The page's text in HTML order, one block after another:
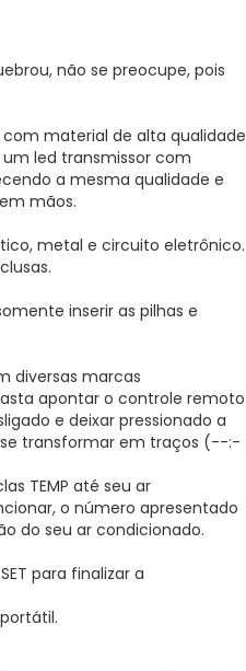
não se preocupe, pois
material de alta qualidade
led transmissor com
a mesma qualidade e
mãos.
metal e circuito eletrônico.
inserir as pilhas e
diversas marcas
apontar o controle remoto
e deixar pressionado a
se transformar em traços (--:-
TEMP até seu ar
o número apresentado
do seu ar condicionado.
para finalizar a